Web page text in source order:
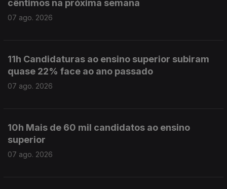
cêntimos na próxima semana
07 ago. 2026
11h Candidaturas ao ensino superior subiram
quase 22% face ao ano passado
07 ago. 2026
10h Mais de 60 mil candidatos ao ensino
superior
07 ago. 2026